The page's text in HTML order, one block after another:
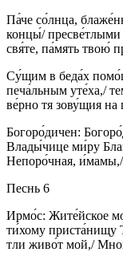
Па́че со́лнца,
концы́/ пресве́тлыми
свя́те, па́мять твою́
Су́щим в беда́х
печа́льным уте́ха,/
ве́рно тя зову́щия
Богоро́дичен:
Влады́чице ми́ру
Непоро́чная,
Песнь 6
Ирмо́с: Жите́йское
ти́хому приста́нищу
тли живо́т мой,/